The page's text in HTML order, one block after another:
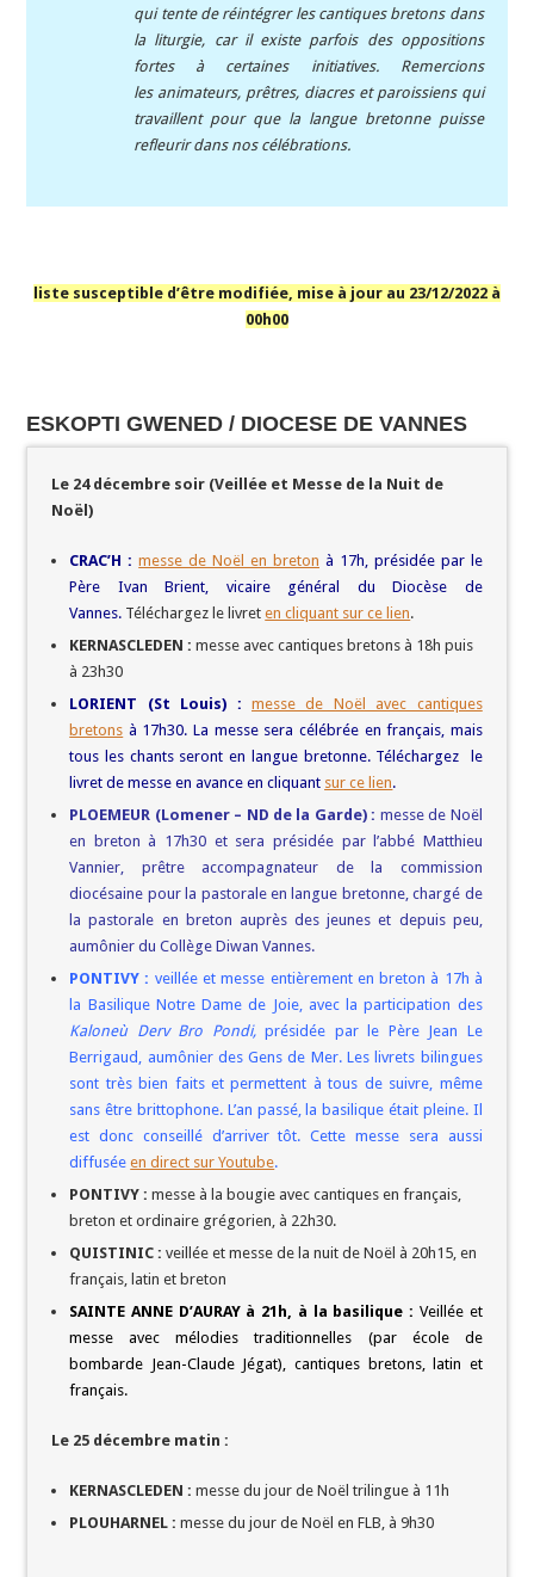
qui tente de réintégrer les cantiques bretons dans
la liturgie, car il existe parfois des oppositions
fortes à certaines initiatives. Remercions
les animateurs, prêtres, diacres et paroissiens qui
travaillent pour que la langue bretonne puisse
refleurir dans nos célébrations.
liste susceptible d’être modifiée, mise à jour au 23/12/2022 à
00h00
ESKOPTI GWENED / DIOCESE DE VANNES
Le 24 décembre soir (Veillée et Messe de la Nuit de
Noël)
CRAC’H : messe de Noël en breton à 17h, présidée par le
Père Ivan Brient, vicaire général du Diocèse de
Vannes. Téléchargez le livreten cliquant sur ce lien.
KERNASCLEDEN : messe avec cantiques bretons à 18h puis
à 23h30
LORIENT (St Louis) :
messe de Noël avec cantiques
bretons à 17h30. La messe sera célébrée en français, mais
tous les chants seront en langue bretonne. Téléchargez le
livret de messe en avance en cliquant sur ce lien.
PLOEMEUR (Lomener – ND de la Garde) : messe de Noël
en breton à 17h30 et sera présidée par l’abbé Matthieu
Vannier, prêtre accompagnateur de la commission
diocésaine pour la pastorale en langue bretonne, chargé de
la pastorale en breton auprès des jeunes et depuis peu,
aumônier du Collège Diwan Vannes.
PONTIVY : veillée et messe entièrement en breton à 17h à
la Basilique Notre Dame de Joie, avec la participation des
Kaloneù Derv Bro Pondi,présidée par le Père Jean Le
Berrigaud, aumônier des Gens de Mer. Les livrets bilingues
sont très bien faits et permettent à tous de suivre, même
sans être brittophone. L’an passé, la basilique était pleine. Il
est donc conseillé d’arriver tôt. Cette messe sera aussi
diffuséeen direct sur Youtube.
PONTIVY : messe à la bougie avec cantiques en français,
breton et ordinaire grégorien, à 22h30.
QUISTINIC : veillée et messe de la nuit de Noël à 20h15, en
français, latin et breton
SAINTE ANNE D’AURAY à 21h, à la basilique : Veillée et
messe avec mélodies traditionnelles (par école de
bombarde Jean-Claude Jégat), cantiques bretons, latin et
français.
Le 25 décembre matin :
KERNASCLEDEN : messe du jour de Noël trilingue à 11h
PLOUHARNEL : messe du jour de Noël en FLB, à 9h30